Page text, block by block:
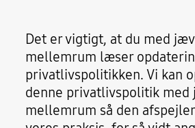
Det er vigtigt, at du med
mellemrum læser
privatlivspolitikken. Vi kan
denne privatlivspolitik med
mellemrum så den